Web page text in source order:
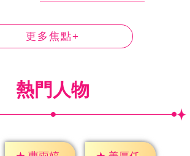
更多焦點+
熱門人物